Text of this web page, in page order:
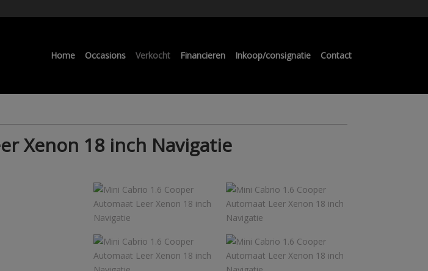
Home Occasions Verkocht Financieren Inkoop/consignatie Contact
Xenon 18 inch Navigatie